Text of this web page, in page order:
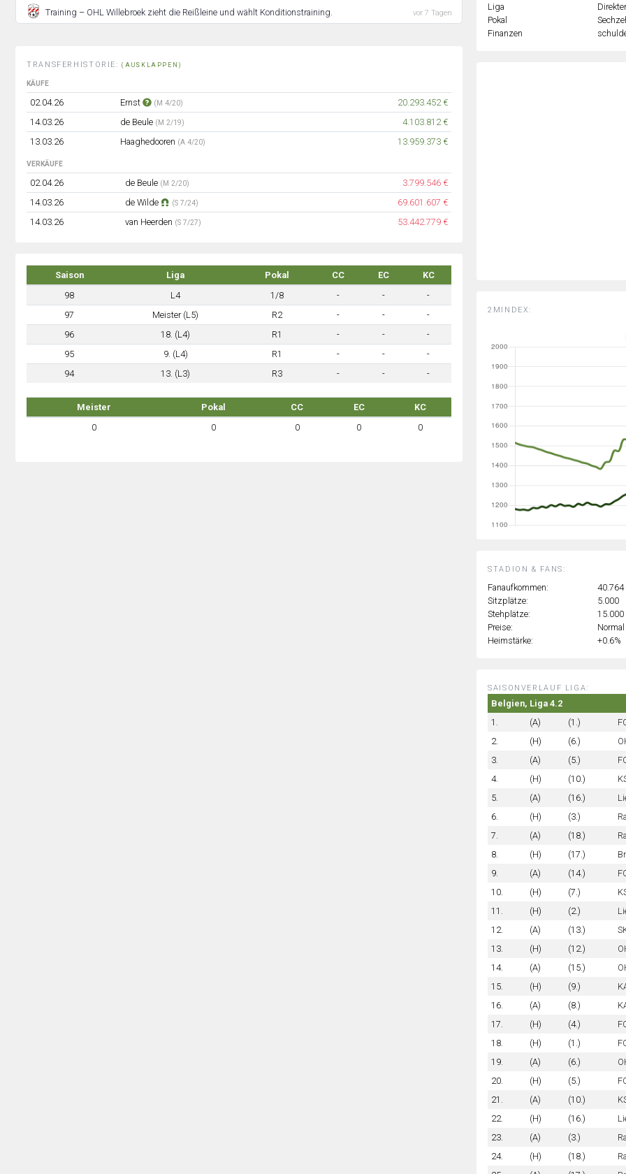
Training – OHL Willebroek zieht die Reißleine und wählt Konditionstraining. vor 7 Tagen
TRANSFERHISTORIE:(AUSKLAPPEN)
KÄUFE
02.04.26 Ernst (M 4/20)
20.293.452 €
14.03.26
de Beule (M 2/19)
4.103.812 €
13.03.26
Haaghedooren (A 4/20) 13.959.373 €
VERKÄUFE
02.04.26 de Beule (M 2/20)
3.799.546 €
14.03.26
de Wilde (S 7/24)
69.601.607 €
14.03.26
van Heerden (S 7/27) 53.442.779 €
Saison Liga Pokal CC EC
KC
98
L4 1/8 - -
-
97
Meister (L5) R2 - -
-
96
18. (L4) R1 - -
-
95
9. (L4) R1 - -
-
94
13. (L3) R3 - - -
Meister Pokal CC EC
KC
0
0 0 0 0
Liga
Pokal
Finanzen
2MINDEX:
STADION & FANS:
Fanaufkommen:
40.764
Sitzplätze:
5.000
Stehplätze:
15.000
Preise:
Normal
Heimstärke:
+0.6%
SAISONVERLAUF LIGA:
Belgien, Liga 4.2
1.
(A) (1.)
2.
(H) (6.)
3.
(A) (5.)
4.
(H) (10.)
5.
(A) (16.)
6.
(H) (3.)
7.
(A) (18.)
8.
(H) (17.)
9.
(A) (14.)
10.
(H) (7.)
11.
(H) (2.)
12.
(A) (13.)
13.
(H) (12.)
14.
(A) (15.)
15.
(H) (9.)
16.
(A) (8.)
17.
(H) (4.)
18.
(H) (1.)
19.
(A) (6.)
20.
(H) (5.)
21.
(A) (10.)
22.
(H) (16.)
23.
(A) (3.)
24.
(H) (18.)